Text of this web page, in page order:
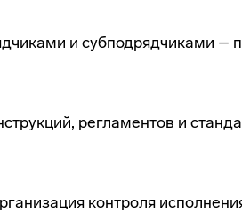
и субподрядчиками –
регламентов и
контроля